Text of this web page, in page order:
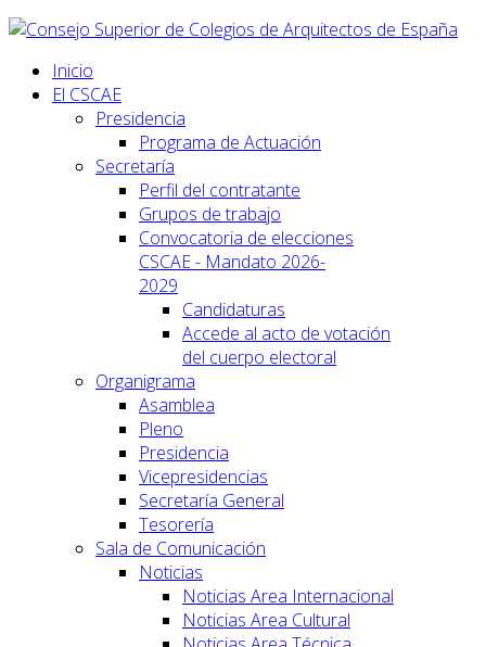
Inicio
El CSCAE
Presidencia
Programa de Actuación
Secretaría
Perfil del contratante
Grupos de trabajo
Convocatoria de elecciones
CSCAE - Mandato 2026-
2029
Candidaturas
Accede al acto de votación
del cuerpo electoral
Organigrama
Asamblea
Pleno
Presidencia
Vicepresidencias
Secretaría General
Tesorería
Sala de Comunicación
Noticias
Noticias Area Internacional
Noticias Area Cultural